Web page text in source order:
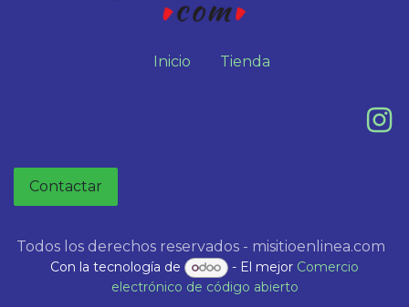
Inicio Tienda
Contactar
Todos los derechos reservados - misitioenlinea.com
Con la tecnología de - El mejor Comercio
electrónico de código abierto